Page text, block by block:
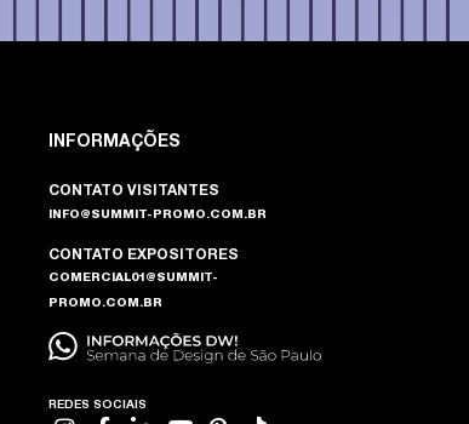
INFORMAÇÕES
CONTATO VISITANTES
INFO@SUMMIT-PROMO.COM.BR
CONTATO EXPOSITORES
COMERCIAL01@SUMMIT-
PROMO.COM.BR
REDES SOCIAIS